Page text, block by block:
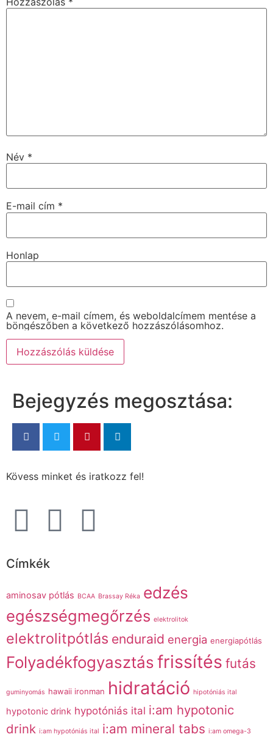
Név *
E-mail cím *
Honlap
A nevem, e-mail címem, és weboldalcímem mentése a
böngészőben a következő hozzászólásomhoz.
Bejegyzés megosztása:
Kövess minket és iratkozz fel!
Címkék
aminosav pótlás BCAA Brassay Réka edzés
egészségmegőrzés elektrolitok
elektrolitpótlás enduraid energia energiapótlás
Folyadékfogyasztásfrissítés futás
guminyomás hawaii ironman hidratáció hipotóniás ital
hypotonic drink hypotóniás ital i:am hypotonic
drink i:am hypotóniás ital i:am mineral tabs i:am omega-3